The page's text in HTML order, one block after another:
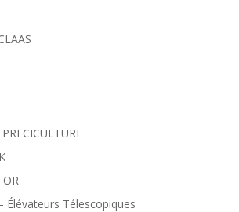
Élévateurs Télescopiques